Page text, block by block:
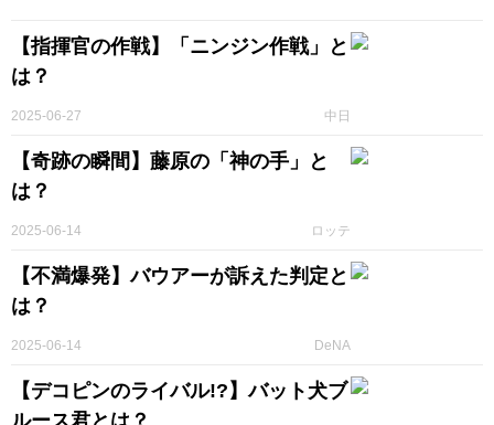
【指揮官の作戦】「ニンジン作戦」と
は？
中日
2025-06-27
【奇跡の瞬間】藤原の「神の手」と
は？
ロッテ
2025-06-14
【不満爆発】バウアーが訴えた判定と
は？
DeNA
2025-06-14
【デコピンのライバル!?】バット犬ブ
ルース君とは？